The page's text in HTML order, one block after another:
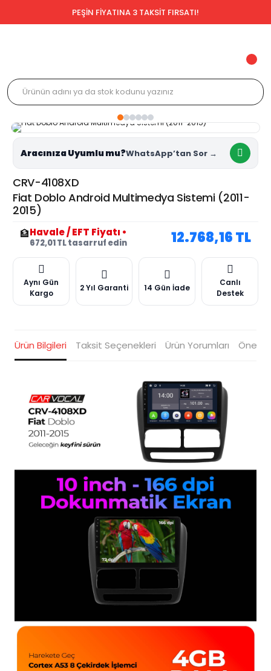
PEŞİN FİYATINA 3 TAKSİT FIRSATI!
Aracınıza Uyumlu mu?
CRV-4108XD
Fiat Doblo Android Multimedya Sistemi (2011-
2015)
🏦Havale / EFT Fiyatı •
672,01 TL tasarruf edin 12.768,16 TL
Aynı Gün
Kargo
2 Yıl Garanti 14 Gün İade
Canlı
Destek
Ürün Bilgileri Taksit Seçenekleri Ürün Yorumları